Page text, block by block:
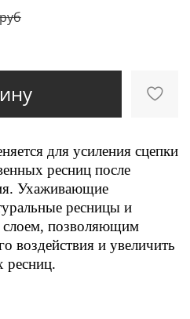
для усиления сцепки
ресниц после
Ухаживающие
ресницы и
позволяющим
воздействия и увеличить
ресниц.